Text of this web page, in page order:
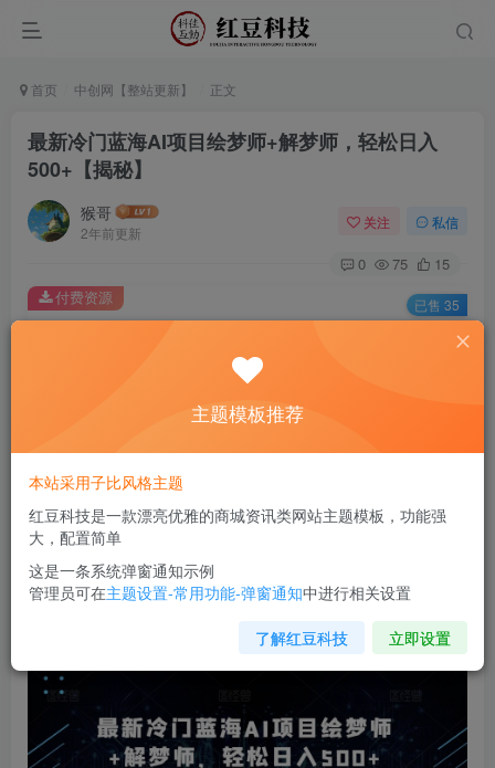
首页 中创网【整站更新】 正文
最新冷门蓝海AI项目绘梦师+解梦师，轻松日入
500+【揭秘】
猴哥
2年前更新
关注 私信
0 75 15
此内容为付费资源，请付费后查看
￥9.9
您当前未登录！建议登陆后购买，可保存购买订单
付费资源 已售 35
最新冷门蓝海AI项目绘梦师+解梦师，轻松日入500+【揭
主题模板推荐
本站采用子比风格主题
红豆科技是一款漂亮优雅的商城资讯类网站主题模板，功能强
大，配置简单
这是一条系统弹窗通知示例
管理员可在主题设置-常用功能-弹窗通知中进行相关设置
了解红豆科技 立即设置